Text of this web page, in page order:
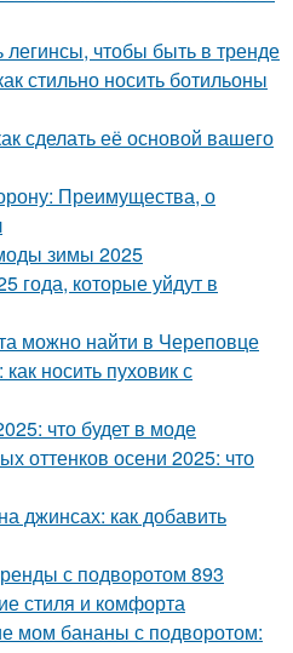
чтобы быть в тренде
стильно носить ботильоны
сделать её основой вашего
Преимущества, о
зимы 2025
года, которые уйдут в
можно найти в Череповце
носить пуховик с
что будет в моде
оттенков осени 2025: что
джинсах: как добавить
с подворотом 893
стиля и комфорта
мом бананы с подворотом: